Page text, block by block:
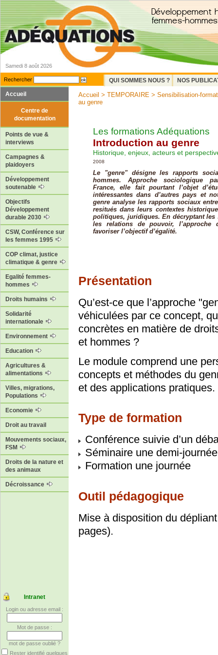
Samedi 8 août 2026
Rechercher QUI SOMMES NOUS ?
NOS
Accueil
Centre de
documentation
Points de vue &
interviews
Campagnes &
plaidoyers
Développement
soutenable
Objectifs
Développement
durable 2030
CSW, Conférence sur
les femmes 1995
COP climat, justice
climatique & genre
Egalité femmes-
hommes
Droits humains
Solidarité
internationale
Environnement
Education
Agricultures &
alimentations
Villes, migrations,
Populations
Economie
Droit au travail
Mouvements sociaux,
FSM
Droits de la nature et
des animaux
Décroissance
Intranet
Login ou adresse email :
Mot de passe :
mot de passe oublié ?
Rester identifié quelques
Accueil > TEMPORAIRE > Sensibilisation-
au genre
Les formations Adéquations
Introduction au genre
Historique, enjeux, acteurs et
2008
Le "genre" désigne les rapports
hommes. Approche sociologique
France, elle fait pourtant l’objet
intéressantes dans d’autres pays et
genre analyse les rapports sociaux
resitués dans leurs contextes
politiques, juridiques. En décryptant les
les relations de pouvoir, l’approche
favoriser l’objectif d’égalité.
Présentation
Qu’est-ce que l’approche
véhiculées par ce concept,
concrètes en matière de
et hommes ?
Le module comprend une
concepts et méthodes du
et des applications pratiques.
Type de formation
Conférence suivie d’un
Séminaire une demi-journée
Formation une journée
Outil pédagogique
Mise à disposition du
pages).